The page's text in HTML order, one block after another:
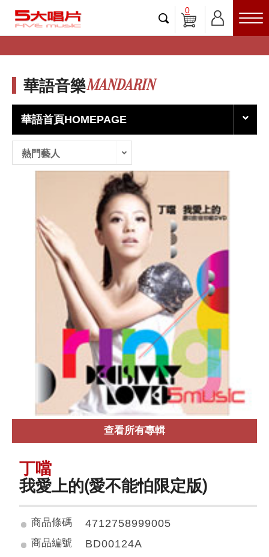
0
華語音樂MANDARIN
華語首頁HOMEPAGE
熱門藝人
查看所有專輯
丁噹
我愛上的(愛不能怕限定版)
商品條碼 4712758999005
商品編號 BD00124A